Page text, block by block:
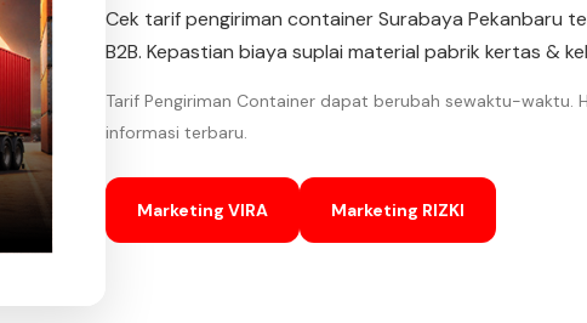
Cek tarif pengiriman container Surabaya Pekanbaru
B2B. Kepastian biaya suplai material pabrik kertas &
Tarif Pengiriman Container dapat berubah sewaktu-waktu.
informasi terbaru.
Marketing VIRA Marketing RIZKI